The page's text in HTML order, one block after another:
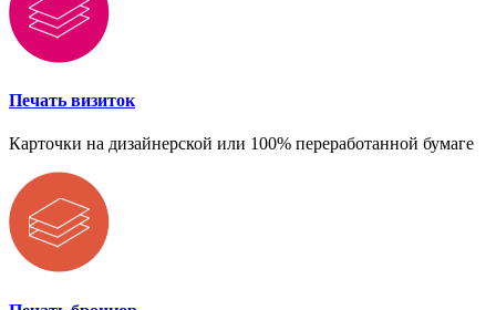
Печать визиток
Карточки на дизайнерской или 100% переработанной бумаге